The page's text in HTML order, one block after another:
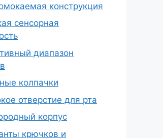
конструкция
сенсорная
диапазон
колпачки
отверстие для рта
корпус
крючков и